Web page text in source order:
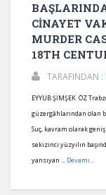
CİNAYET
MURDER
18TH
TARAFINDAN :
EYYUB ŞİMŞEK ÖZ
güzergâhlarından olan
Suç, kavram olarak
sekizinci yüzyılın
yansıyan ... Devamı...